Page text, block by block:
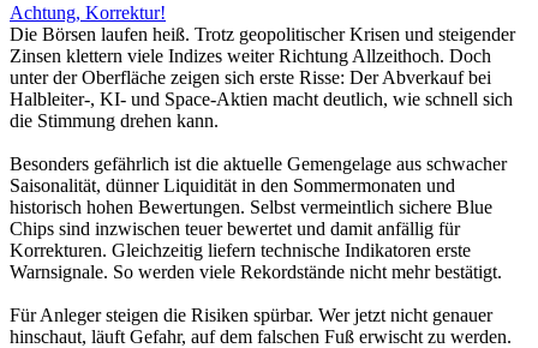
Achtung, Korrektur!
Die Börsen laufen heiß. Trotz geopolitischer Krisen und steigender
Zinsen klettern viele Indizes weiter Richtung Allzeithoch. Doch
unter der Oberfläche zeigen sich erste Risse: Der Abverkauf bei
Halbleiter-, KI- und Space-Aktien macht deutlich, wie schnell sich
die Stimmung drehen kann.
Besonders gefährlich ist die aktuelle Gemengelage aus schwacher
Saisonalität, dünner Liquidität in den Sommermonaten und
historisch hohen Bewertungen. Selbst vermeintlich sichere Blue
Chips sind inzwischen teuer bewertet und damit anfällig für
Korrekturen. Gleichzeitig liefern technische Indikatoren erste
Warnsignale. So werden viele Rekordstände nicht mehr bestätigt.
Für Anleger steigen die Risiken spürbar. Wer jetzt nicht genauer
hinschaut, läuft Gefahr, auf dem falschen Fuß erwischt zu werden.